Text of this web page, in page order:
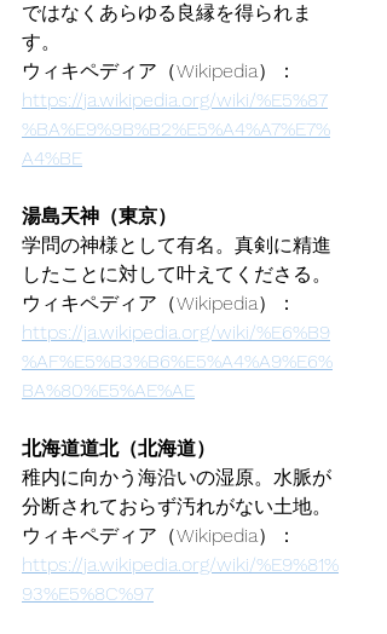
ではなくあらゆる良縁を得られま
す。
ウィキペディア（Wikipedia）：
https://ja.wikipedia.org/wiki/%E5%87
%BA%E9%9B%B2%E5%A4%A7%E7%
A4%BE
湯島天神（東京）
学問の神様として有名。真剣に精進
したことに対して叶えてくださる。
ウィキペディア（Wikipedia）：
https://ja.wikipedia.org/wiki/%E6%B9
%AF%E5%B3%B6%E5%A4%A9%E6%
BA%80%E5%AE%AE
北海道道北（北海道）
稚内に向かう海沿いの湿原。水脈が
分断されておらず汚れがない土地。
ウィキペディア（Wikipedia）：
https://ja.wikipedia.org/wiki/%E9%81%
93%E5%8C%97